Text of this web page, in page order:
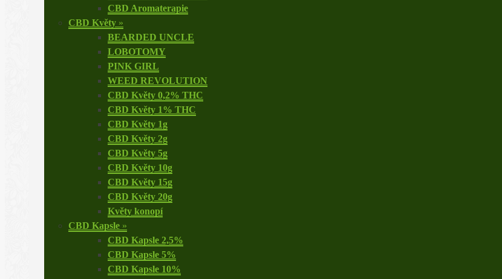
CBD Aromaterapie
CBD Květy »
BEARDED UNCLE
LOBOTOMY
PINK GIRL
WEED REVOLUTION
CBD Květy 0,2% THC
CBD Květy 1% THC
CBD Květy 1g
CBD Květy 2g
CBD Květy 5g
CBD Květy 10g
CBD Květy 15g
CBD Květy 20g
Květy konopí
CBD Kapsle »
CBD Kapsle 2,5%
CBD Kapsle 5%
CBD Kapsle 10%